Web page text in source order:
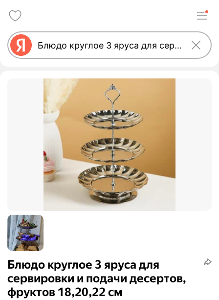
Блюдо круглое 3 яруса для
сервировки и подачи десертов,
фруктов 18,20,22 см